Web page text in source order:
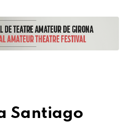
Santiago